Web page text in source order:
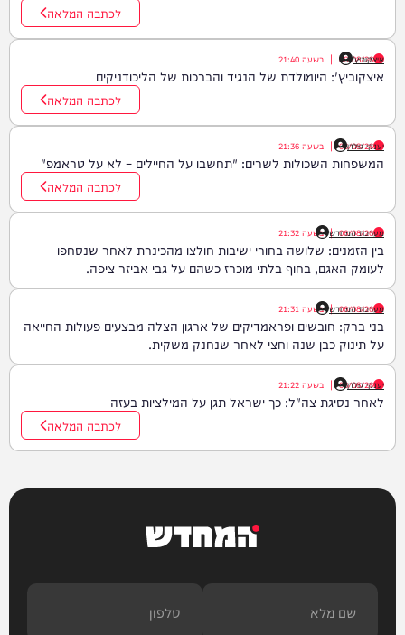
לכתבה המלאה
איצקוביץ'
06/08/26
| בשעה 21:40
איצקוביץ': היומולדת של הנגיד והברכות של הליכודניקים
לכתבה המלאה
יענקי גולדן
06/08/26
| בשעה 21:36
המשפחות השכולות לשרים: "תחשבו על החיילים – לא על טראמפ"
לכתבה המלאה
מערכת המחדש
06/08/26
| בשעה 21:32
בין הזמנים: שלושה בחורי ישיבות חולצו מהכינרת לאחר שנסחפו
לעומק האגם, בחוף בלתי מוכרז כשהם על גבי אביזר ציפה.
מערכת המחדש
06/08/26
| בשעה 21:31
בני ברק: חובשים ופראמדיקים של ארגון הצלה מבצעים פעולות החייאה
על תינוק כבן שנה וחצי לאחר שנחנק משקית.
יענקי גולדן
06/08/26
| בשעה 21:22
לאחר נסיגת צה"ל: כך ישראל תגן על המילציות בעזה
לכתבה המלאה
המחדש